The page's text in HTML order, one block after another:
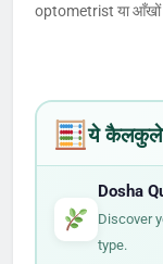
optometrist या आँखों
ये
Dosha
Discover
type.